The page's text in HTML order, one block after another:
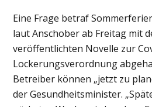
Eine Frage betraf
laut Anschober ab Freitag mit
veröffentlichten Novelle zur
Lockerungsverordnung
Betreiber können „jetzt zu
der Gesundheitsminister.